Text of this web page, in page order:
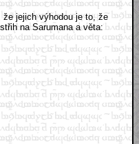
že jejich výhodou je to, že
na Sarumana a věta: